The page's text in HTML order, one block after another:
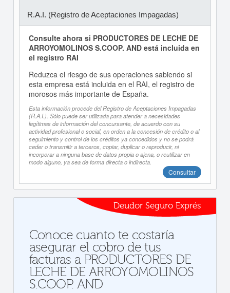
R.A.I. (Registro de Aceptaciones Impagadas)
Consulte ahora si PRODUCTORES DE LECHE DE
ARROYOMOLINOS S.COOP. AND está incluida en
el registro RAI
Reduzca el riesgo de sus operaciones sabiendo si
esta empresa está incluida en el RAI, el registro de
morosos más importante de España.
Esta información procede del Registro de Aceptaciones Impagadas
(R.A.I.). Sólo puede ser utilizada para atender a necesidades
legítimas de información del concursante, de acuerdo con su
actividad profesional o social, en orden a la concesión de crédito o al
seguimiento y control de los créditos ya concedidos y no se podrá
ceder o transmitir a terceros, copiar, duplicar o reproducir, ni
incorporar a ninguna base de datos propia o ajena, o reutilizar en
modo alguno, ya sea de forma directa o indirecta.
Consultar
Deudor Seguro Exprés
Conoce cuanto te costaría
asegurar el cobro de tus
facturas a PRODUCTORES DE
LECHE DE ARROYOMOLINOS
S.COOP. AND